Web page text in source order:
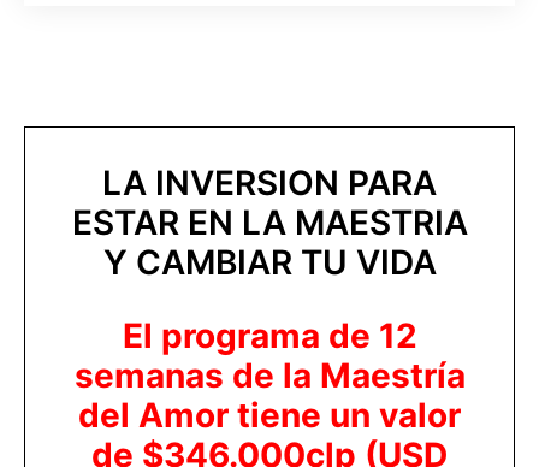
LA INVERSION PARA
ESTAR EN LA MAESTRIA
Y CAMBIAR TU VIDA
El programa de 12
semanas de la Maestría
del Amor tiene un valor
de $346.000clp (USD